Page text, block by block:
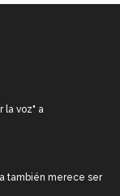
la voz" a
también merece ser